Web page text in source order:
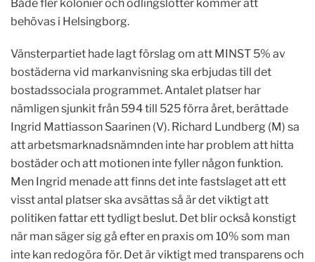
Både fler kolonier och odlingslotter kommer att
behövas i Helsingborg.
Vänsterpartiet hade lagt förslag om att MINST 5% av
bostäderna vid markanvisning ska erbjudas till det
bostadssociala programmet. Antalet platser har
nämligen sjunkit från 594 till 525 förra året, berättade
Ingrid Mattiasson Saarinen (V). Richard Lundberg (M) sa
att arbetsmarknadsnämnden inte har problem att hitta
bostäder och att motionen inte fyller någon funktion.
Men Ingrid menade att finns det inte fastslaget att ett
visst antal platser ska avsättas så är det viktigt att
politiken fattar ett tydligt beslut. Det blir också konstigt
när man säger sig gå efter en praxis om 10% som man
inte kan redogöra för. Det är viktigt med transparens och